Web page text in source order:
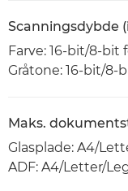
Scanningsdybde
Farve: 16-bit/8-bit
Gråtone: 16-bit/8-
Maks.
Glasplade: A4/
ADF: A4/Letter/